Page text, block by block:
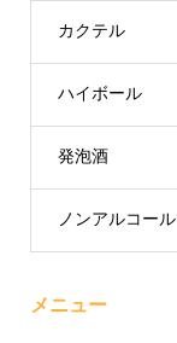
カクテル
ハイボール
発泡酒
ノンアルコール
メニュー